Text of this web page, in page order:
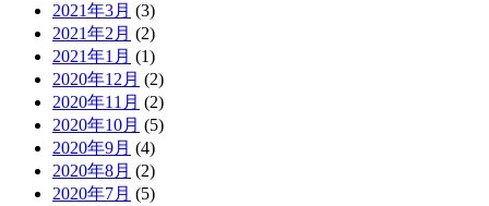
2021年3月 (3)
2021年2月 (2)
2021年1月 (1)
2020年12月 (2)
2020年11月 (2)
2020年10月 (5)
2020年9月 (4)
2020年8月 (2)
2020年7月 (5)